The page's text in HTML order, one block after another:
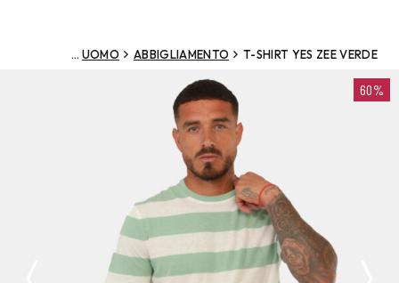
UOMO ABBIGLIAMENTO T-SHIRT YES ZEE VERDE
60%